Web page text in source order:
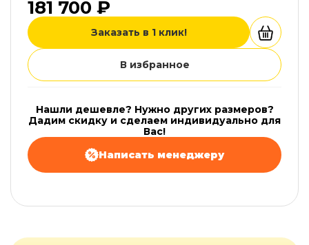
181 700 ₽
Заказать в 1 клик!
В избранное
Нашли дешевле? Нужно других размеров?
Дадим скидку и сделаем индивидуально для
Вас!
Написать менеджеру